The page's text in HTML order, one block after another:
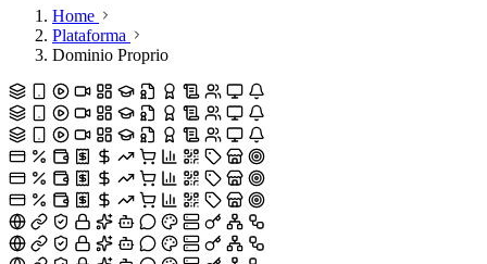
Home
Plataforma
Dominio Proprio